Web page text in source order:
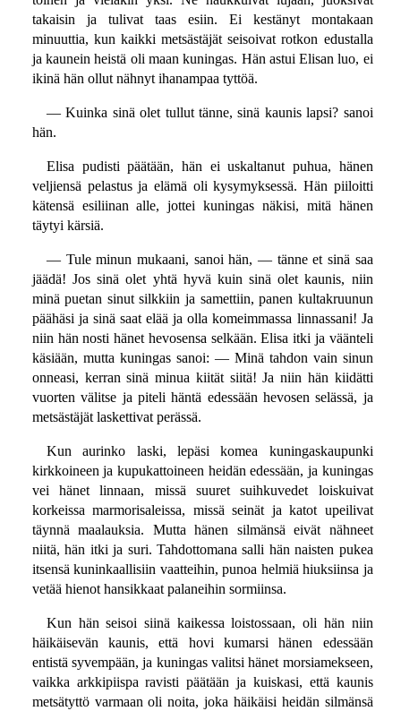
takaisin ja tulivat taas esiin. Ei kestänyt montakaan
minuuttia, kun kaikki metsästäjät seisoivat rotkon edustalla
ja kaunein heistä oli maan kuningas. Hän astui Elisan luo, ei
ikinä hän ollut nähnyt ihanampaa tyttöä.
— Kuinka sinä olet tullut tänne, sinä kaunis lapsi? sanoi
hän.
Elisa pudisti päätään, hän ei uskaltanut puhua, hänen
veljiensä pelastus ja elämä oli kysymyksessä. Hän piiloitti
kätensä esiliinan alle, jottei kuningas näkisi, mitä hänen
täytyi kärsiä.
— Tule minun mukaani, sanoi hän, — tänne et sinä saa
jäädä! Jos sinä olet yhtä hyvä kuin sinä olet kaunis, niin
minä puetan sinut silkkiin ja samettiin, panen kultakruunun
päähäsi ja sinä saat elää ja olla komeimmassa linnassani! Ja
niin hän nosti hänet hevosensa selkään. Elisa itki ja väänteli
käsiään, mutta kuningas sanoi: — Minä tahdon vain sinun
onneasi, kerran sinä minua kiität siitä! Ja niin hän kiidätti
vuorten välitse ja piteli häntä edessään hevosen selässä, ja
metsästäjät laskettivat perässä.
Kun aurinko laski, lepäsi komea kuningaskaupunki
kirkkoineen ja kupukattoineen heidän edessään, ja kuningas
vei hänet linnaan, missä suuret suihkuvedet loiskuivat
korkeissa marmorisaleissa, missä seinät ja katot upeilivat
täynnä maalauksia. Mutta hänen silmänsä eivät nähneet
niitä, hän itki ja suri. Tahdottomana salli hän naisten pukea
itsensä kuninkaallisiin vaatteihin, punoa helmiä hiuksiinsa ja
vetää hienot hansikkaat palaneihin sormiinsa.
Kun hän seisoi siinä kaikessa loistossaan, oli hän niin
häikäisevän kaunis, että hovi kumarsi hänen edessään
entistä syvempään, ja kuningas valitsi hänet morsiamekseen,
vaikka arkkipiispa ravisti päätään ja kuiskasi, että kaunis
metsätyttö varmaan oli noita, joka häikäisi heidän silmänsä